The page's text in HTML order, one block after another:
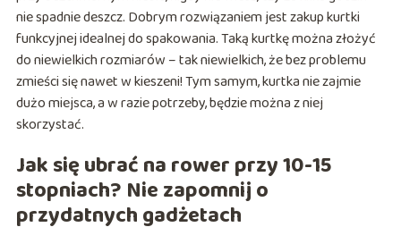
nie spadnie deszcz. Dobrym rozwiązaniem jest zakup kurtki
funkcyjnej idealnej do spakowania. Taką kurtkę można złożyć
do niewielkich rozmiarów – tak niewielkich, że bez problemu
zmieści się nawet w kieszeni! Tym samym, kurtka nie zajmie
dużo miejsca, a w razie potrzeby, będzie można z niej
skorzystać.
Jak się ubrać na rower przy 10-15
stopniach? Nie zapomnij o
przydatnych gadżetach